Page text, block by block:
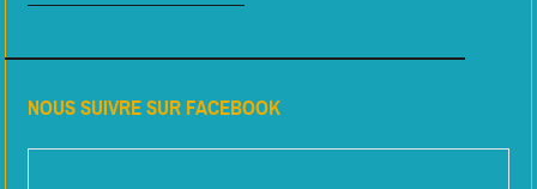
NOUS SUIVRE SUR FACEBOOK